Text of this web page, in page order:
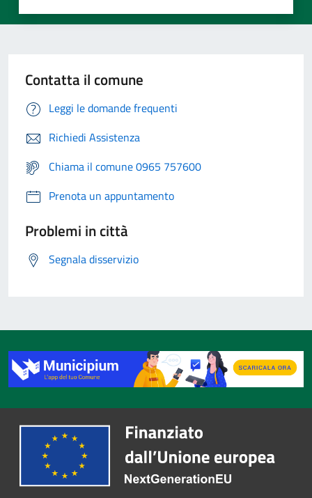
Contatta il comune
Leggi le domande frequenti
Richiedi Assistenza
Chiama il comune 0965 757600
Prenota un appuntamento
Problemi in città
Segnala disservizio